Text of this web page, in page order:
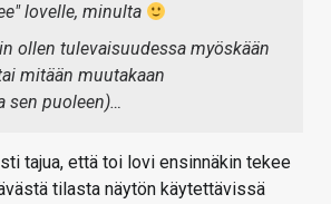
lovelle, minulta
ollen tulevaisuudessa myöskään
mitään muutakaan
sen puoleen)…
tajua, että toi lovi ensinnäkin tekee
tilasta näytön käytettävissä